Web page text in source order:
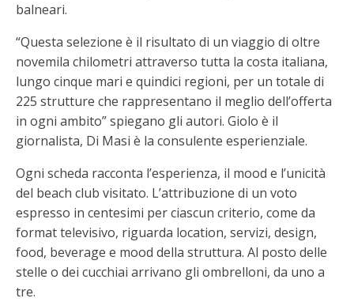
balneari.
“Questa selezione è il risultato di un viaggio di oltre
novemila chilometri attraverso tutta la costa italiana,
lungo cinque mari e quindici regioni, per un totale di
225 strutture che rappresentano il meglio dell’offerta
in ogni ambito” spiegano gli autori. Giolo è il
giornalista, Di Masi è la consulente esperienziale.
Ogni scheda racconta l’esperienza, il mood e l’unicità
del beach club visitato. L’attribuzione di un voto
espresso in centesimi per ciascun criterio, come da
format televisivo, riguarda location, servizi, design,
food, beverage e mood della struttura. Al posto delle
stelle o dei cucchiai arrivano gli ombrelloni, da uno a
tre.